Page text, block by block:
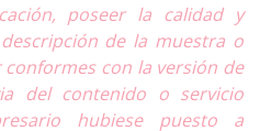
poseer la calidad y
de la muestra o
con la versión de
del contenido o servicio
hubiese puesto a